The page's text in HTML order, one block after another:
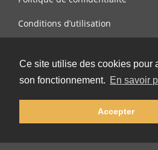
Ce site utilise des cookies pour
son fonctionnement. En savoir
Accepter
Conditions d’utilisation
© 2002-2026 lernu.net |